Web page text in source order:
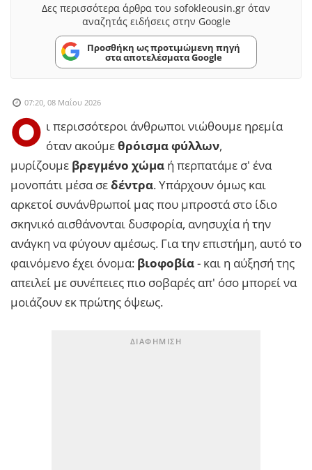
Δες περισσότερα άρθρα του sofokleousin.gr όταν
αναζητάς ειδήσεις στην Google
Προσθήκη ως προτιμώμενη πηγή
στα αποτελέσματα Google
07:20, 08 Μαΐου 2026
Ο ι περισσότεροι άνθρωποι νιώθουμε ηρεμία
όταν ακούμεθρόισμα φύλλων,
μυρίζουμε βρεγμένο χώμα ή περπατάμε σ' ένα
μονοπάτι μέσα σεδέντρα. Υπάρχουν όμως και
αρκετοί συνάνθρωποί μας που μπροστά στο ίδιο
σκηνικό αισθάνονται δυσφορία, ανησυχία ή την
ανάγκη να φύγουν αμέσως. Για την επιστήμη, αυτό το
φαινόμενο έχει όνομα: βιοφοβία- και η αύξησή της
απειλεί με συνέπειες πιο σοβαρές απ' όσο μπορεί να
μοιάζουν εκ πρώτης όψεως.